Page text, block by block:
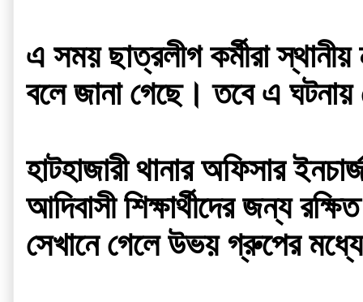
এ সময় ছাত্রলীগ কর্মীরা
বলে জানা গেছে। তবে এ
হাটহাজারী থানার অফিসার
আদিবাসী শিক্ষার্থীদের জন্য
সেখানে গেলে উভয় গ্রুপের